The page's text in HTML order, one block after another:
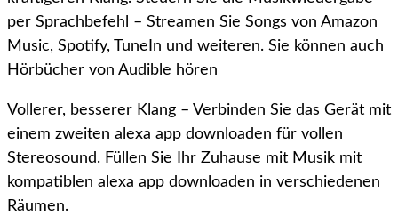
per Sprachbefehl – Streamen Sie Songs von Amazon
Music, Spotify, TuneIn und weiteren. Sie können auch
Hörbücher von Audible hören
Vollerer, besserer Klang – Verbinden Sie das Gerät mit
einem zweiten alexa app downloaden für vollen
Stereosound. Füllen Sie Ihr Zuhause mit Musik mit
kompatiblen alexa app downloaden in verschiedenen
Räumen.